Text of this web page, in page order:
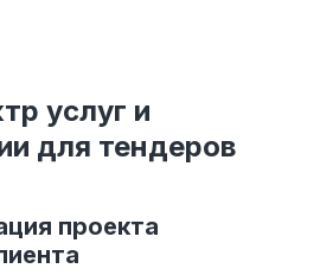
услуг и
для тендеров
проекта